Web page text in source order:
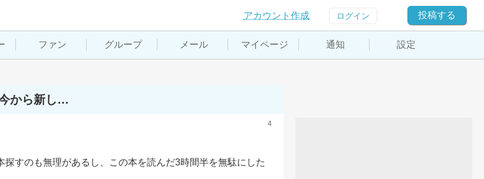
アカウント作成 ログイン 投稿する
ファン グループ メール マイページ 通知 設定
から新し…
4
すのも無理があるし、この本を読んだ3時間半を無駄にした